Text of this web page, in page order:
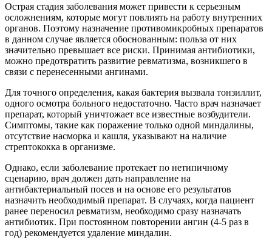
Острая стадия заболевания может привести к серьезным
осложнениям, которые могут повлиять на работу внутренних
органов. Поэтому назначение противомикробных препаратов
в данном случае является обоснованным: польза от них
значительно превышает все риски. Принимая антибиотики,
можно предотвратить развитие ревматизма, возникшего в
связи с перенесенными ангинами.
Для точного определения, какая бактерия вызвала тонзиллит,
одного осмотра больного недостаточно. Часто врач назначает
препарат, который уничтожает все известные возбудители.
Симптомы, такие как поражение только одной миндалины,
отсутствие насморка и кашля, указывают на наличие
стрептококка в организме.
Однако, если заболевание протекает по нетипичному
сценарию, врач должен дать направление на
антибактериальный посев и на основе его результатов
назначить необходимый препарат. В случаях, когда пациент
ранее переносил ревматизм, необходимо сразу назначать
антибиотик. При постоянном повторении ангин (4-5 раз в
год) рекомендуется удаление миндалин.